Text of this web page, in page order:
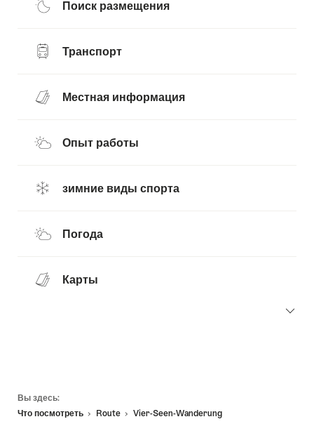
Поиск размещения
Транспорт
Местная информация
Опыт работы
зимние виды спорта
Погода
Карты
Вы здесь:
Что посмотреть
Route Vier-Seen-Wanderung